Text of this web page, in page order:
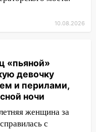
и
за
ДТП в Новом
10.08.2026
«пьяной»
девочку
и перилами,
ночи
женщина за
с